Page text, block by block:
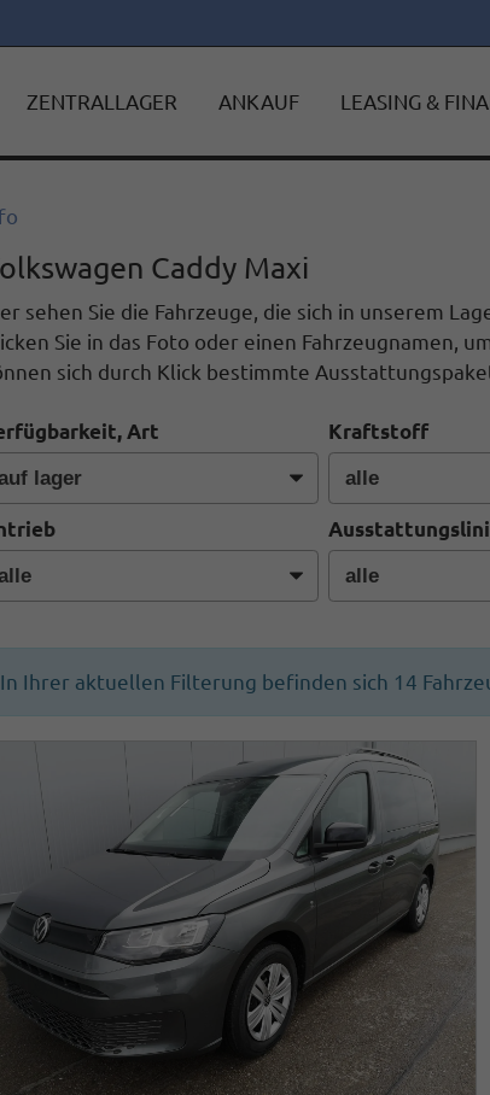
ZENTRALLAGER ANKAUF LEASING &
Caddy Maxi
sehen Sie die Fahrzeuge, die sich in unserem
Sie in das Foto oder einen Fahrzeugnamen,
sich durch Klick bestimmte
Art Kraftstoff
In Ihrer aktuellen Filterung befinden sich 14